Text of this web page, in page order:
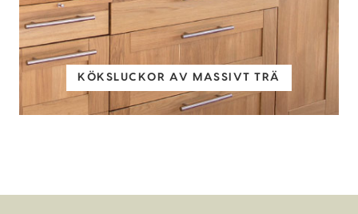
KÖKSLUCKOR AV MASSIVT TRÄ